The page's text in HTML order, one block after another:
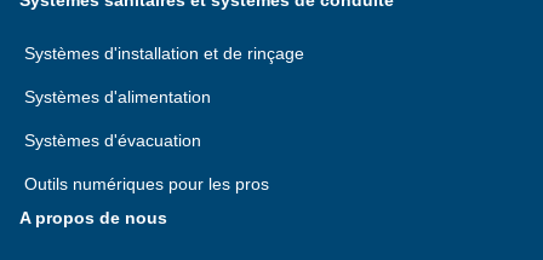
Systèmes d'installation et de rinçage
Systèmes d'alimentation
Systèmes d'évacuation
Outils numériques pour les pros
A propos de nous